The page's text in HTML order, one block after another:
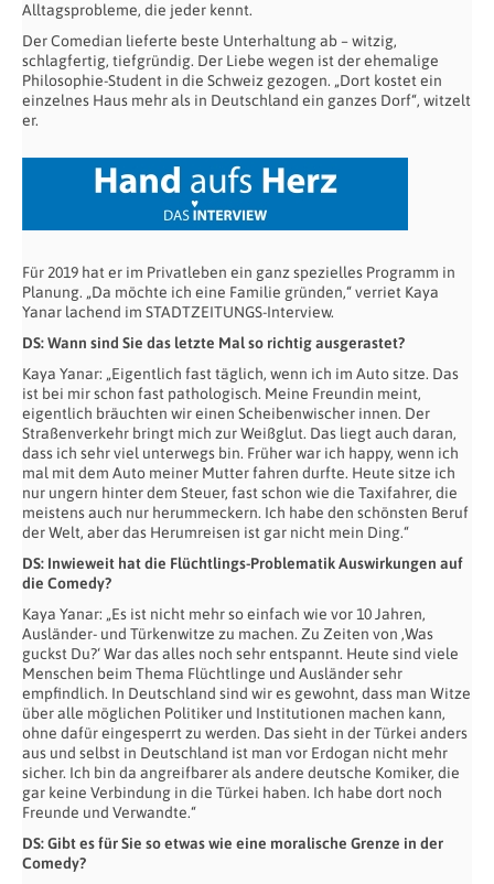
Alltagsprobleme, die jeder kennt.
Der Comedian lieferte beste Unterhaltung ab – witzig,
schlagfertig, tiefgründig. Der Liebe wegen ist der ehemalige
Philosophie-Student in die Schweiz gezogen. „Dort kostet ein
einzelnes Haus mehr als in Deutschland ein ganzes Dorf“, witzelt
er.
Für 2019 hat er im Privatleben ein ganz spezielles Programm in
Planung. „Da möchte ich eine Familie gründen,“ verriet Kaya
Yanar lachend im STADTZEITUNGS-Interview.
DS: Wann sind Sie das letzte Mal so richtig ausgerastet?
Kaya Yanar: „Eigentlich fast täglich, wenn ich im Auto sitze. Das
ist bei mir schon fast pathologisch. Meine Freundin meint,
eigentlich bräuchten wir einen Scheibenwischer innen. Der
Straßenverkehr bringt mich zur Weißglut. Das liegt auch daran,
dass ich sehr viel unterwegs bin. Früher war ich happy, wenn ich
mal mit dem Auto meiner Mutter fahren durfte. Heute sitze ich
nur ungern hinter dem Steuer, fast schon wie die Taxifahrer, die
meistens auch nur herummeckern. Ich habe den schönsten Beruf
der Welt, aber das Herumreisen ist gar nicht mein Ding.“
DS: Inwieweit hat die Flüchtlings-Problematik Auswirkungen auf
die Comedy?
Kaya Yanar: „Es ist nicht mehr so einfach wie vor 10 Jahren,
Ausländer- und Türkenwitze zu machen. Zu Zeiten von ‚Was
guckst Du?‘ War das alles noch sehr entspannt. Heute sind viele
Menschen beim Thema Flüchtlinge und Ausländer sehr
empfindlich. In Deutschland sind wir es gewohnt, dass man Witze
über alle möglichen Politiker und Institutionen machen kann,
ohne dafür eingesperrt zu werden. Das sieht in der Türkei anders
aus und selbst in Deutschland ist man vor Erdogan nicht mehr
sicher. Ich bin da angreifbarer als andere deutsche Komiker, die
gar keine Verbindung in die Türkei haben. Ich habe dort noch
Freunde und Verwandte.“
DS: Gibt es für Sie so etwas wie eine moralische Grenze in der
Comedy?